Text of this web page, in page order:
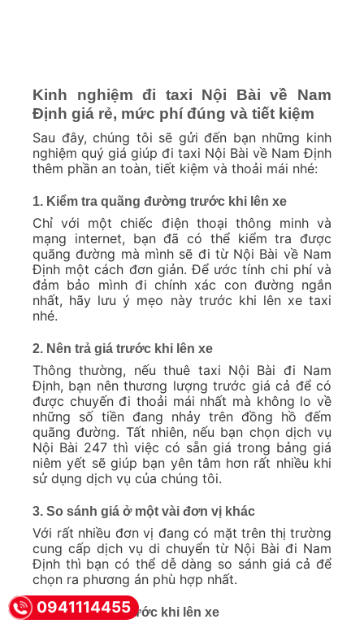
Kinh nghiệm đi taxi Nội Bài về Nam
Định giá rẻ, mức phí đúng và tiết kiệm
Sau đây, chúng tôi sẽ gửi đến bạn những kinh
nghiệm quý giá giúp đi taxi Nội Bài về Nam Định
thêm phần an toàn, tiết kiệm và thoải mái nhé:
1. Kiểm tra quãng đường trước khi lên xe
Chỉ với một chiếc điện thoại thông minh và
mạng internet, bạn đã có thể kiểm tra được
quãng đường mà mình sẽ đi từ Nội Bài về Nam
Định một cách đơn giản. Để ước tính chi phí và
đảm bảo mình đi chính xác con đường ngắn
nhất, hãy lưu ý mẹo này trước khi lên xe taxi
nhé.
2. Nên trả giá trước khi lên xe
Thông thường, nếu thuê taxi Nội Bài đi Nam
Định, bạn nên thương lượng trước giá cả để có
được chuyến đi thoải mái nhất mà không lo về
những số tiền đang nhảy trên đồng hồ đếm
quãng đường. Tất nhiên, nếu bạn chọn dịch vụ
Nội Bài 247 thì việc có sẵn giá trong bảng giá
niêm yết sẽ giúp bạn yên tâm hơn rất nhiều khi
sử dụng dịch vụ của chúng tôi.
3. So sánh giá ở một vài đơn vị khác
Với rất nhiều đơn vị đang có mặt trên thị trường
cung cấp dịch vụ di chuyển từ Nội Bài đi Nam
Định thì bạn có thể dễ dàng so sánh giá cả để
chọn ra phương án phù hợp nhất.
4. Quan sát kỹ trước khi lên xe
0941114455